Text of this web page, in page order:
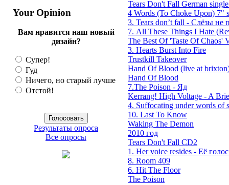
Your Opinion
Вам нравится наш новый
дизайн?
Супер!
Гуд
Ничего, но старый лучше
Отстой!
Результаты опроса
Все опросы
Tears Don't Fall German
4 Words (To Choke Upon) 7"
3. Tears don’t fall - Слёзы не
7. All These Things I Hate
The Best Of 'Taste Of Chaos'
3. Hearts Burst Into Fire
Trustkill Takeover
Hand Of Blood (live at
Hand Of Blood
7.The Poison - Яд
Kerrang! High Voltage - A
4. Suffocating under words of
10. Last To Know
Waking The Demon
2010 год
Tears Don't Fall CD2
1. Her voice resides - Её
8. Room 409
6. Hit The Floor
The Poison